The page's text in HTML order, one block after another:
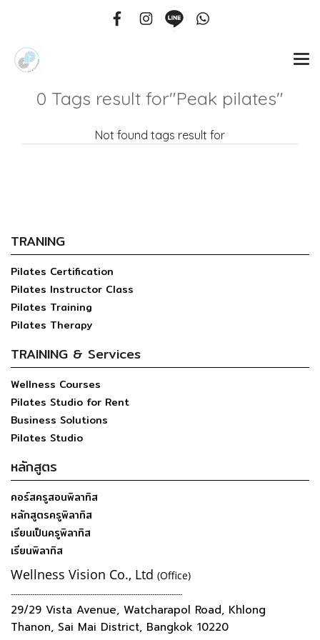
0 Tags result for"Peak pilates"
Not found tags result for
TRANING
Pilates Certification
Pilates Instructor Class
Pilates Training
Pilates Therapy
TRAINING & Services
Wellness Courses
Pilates Studio for Rent
Business Solutions
Pilates Studio
หลักสูตร
คอร์สครูสอนพิลาทิส
หลักสูตรครูพิลาทิส
เรียนเป็นครูพิลาทิส
เรียนพิลาทิส
Wellness Vision Co., Ltd (Office)
--------------------------------------------------------------------------------
29/29 Vista Avenue, Watcharapol Road, Khlong
Thanon, Sai Mai District, Bangkok 10220